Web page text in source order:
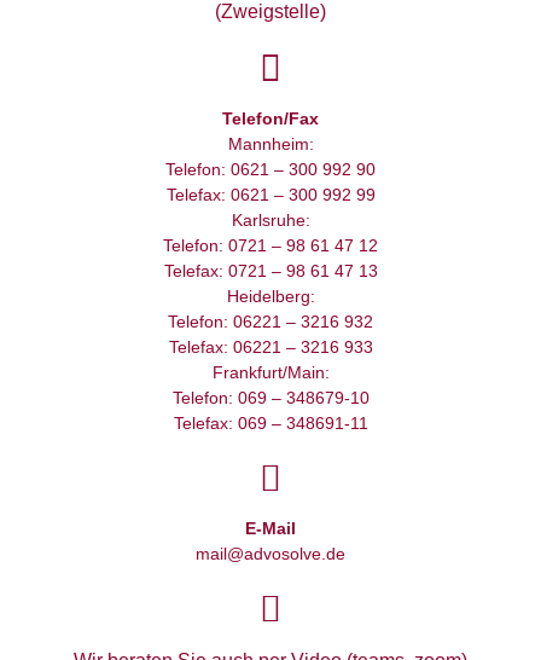
(Zweigstelle)
Telefon/Fax
Mannheim:
Telefon: 0621 – 300 992 90
Telefax: 0621 – 300 992 99
Karlsruhe:
Telefon: 0721 – 98 61 47 12
Telefax: 0721 – 98 61 47 13
Heidelberg:
Telefon: 06221 – 3216 932
Telefax: 06221 – 3216 933
Frankfurt/Main:
Telefon: 069 – 348679-10
Telefax: 069 – 348691-11
E-Mail
mail@advosolve.de